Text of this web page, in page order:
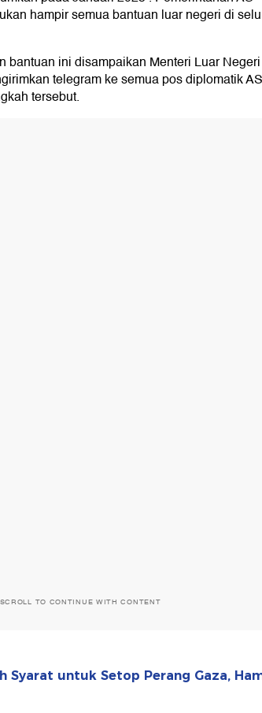
hampir semua bantuan luar negeri di
bantuan ini disampaikan Menteri Luar Negeri
telegram ke semua pos diplomatik AS
tersebut.
SCROLL TO CONTINUE WITH CONTENT
Syarat untuk Setop Perang Gaza,